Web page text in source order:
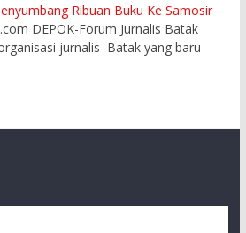
Ribuan Buku Ke Samosir
DEPOK-Forum Jurnalis Batak
jurnalis Batak yang baru